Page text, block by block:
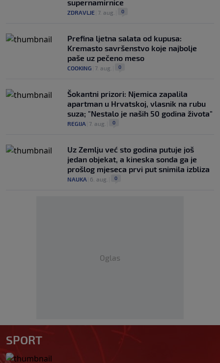
supernamirnice
ZDRAVLJE 7. aug. 0
Prefina ljetna salata od kupusa:
Kremasto savršenstvo koje najbolje
paše uz pečeno meso
COOKING 7. aug. 0
Šokantni prizori: Njemica zapalila
apartman u Hrvatskoj, vlasnik na rubu
suza; "Nestalo je naših 50 godina života"
REGIJA 7. aug. 0
Uz Zemlju već sto godina putuje još
jedan objekat, a kineska sonda ga je
prošlog mjeseca prvi put snimila izbliza
NAUKA 6. aug. 0
Oglas
SPORT